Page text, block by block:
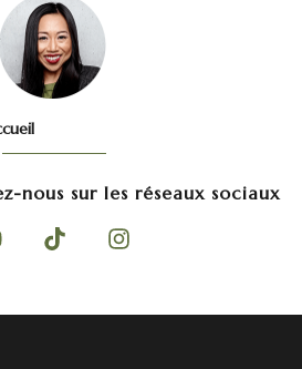
nous sur les réseaux sociaux